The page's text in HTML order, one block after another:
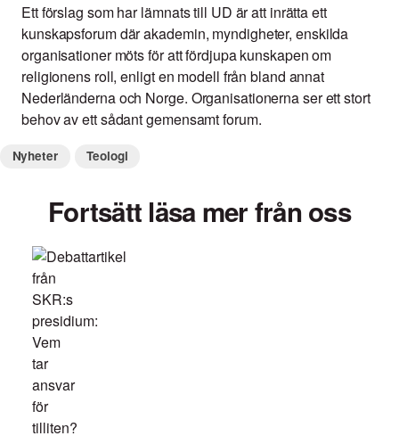
Ett förslag som har lämnats till UD är att inrätta ett
kunskapsforum där akademin, myndigheter, enskilda
organisationer möts för att fördjupa kunskapen om
religionens roll, enligt en modell från bland annat
Nederländerna och Norge. Organisationerna ser ett stort
behov av ett sådant gemensamt forum.
Nyheter Teologi
Fortsätt läsa mer från oss